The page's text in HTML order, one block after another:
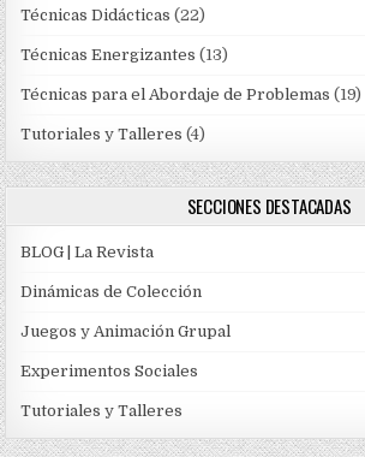
Técnicas Didácticas (22)
Técnicas Energizantes (13)
Técnicas para el Abordaje de Problemas (19)
Tutoriales y Talleres (4)
SECCIONES DESTACADAS
BLOG | La Revista
Dinámicas de Colección
Juegos y Animación Grupal
Experimentos Sociales
Tutoriales y Talleres